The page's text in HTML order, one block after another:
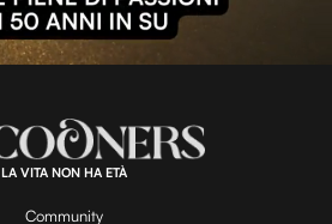
l
a
L
:
1
0
0
.
0
LA VITA NON HA ETÀ
Community